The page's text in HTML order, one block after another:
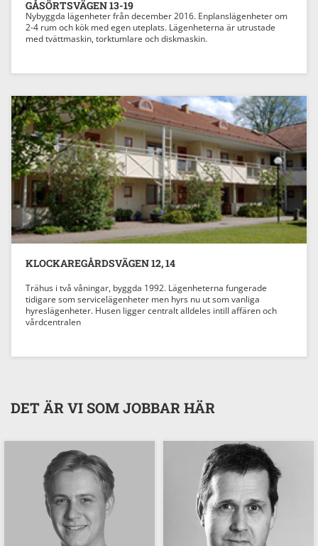
GÅSÖRTSVÄGEN 13-19
Nybyggda lägenheter från december 2016. Enplanslägenheter om
2-4 rum och kök med egen uteplats. Lägenheterna är utrustade
med tvättmaskin, torktumlare och diskmaskin.
KLOCKAREGÅRDSVÄGEN 12, 14
Trähus i två våningar, byggda 1992. Lägenheterna fungerade
tidigare som servicelägenheter men hyrs nu ut som vanliga
hyreslägenheter. Husen ligger centralt alldeles intill affären och
vårdcentralen
DET ÄR VI SOM JOBBAR HÄR